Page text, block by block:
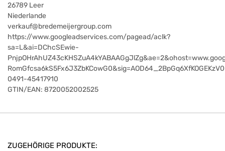
26789 Leer
Niederlande
verkauf@bredemeijergroup.com
https://www.googleadservices.com/pagead/aclk?
sa=L&ai=DChcSEwie-
0491-45417910
GTIN/EAN: 8720052002525
ZUGEHÖRIGE PRODUKTE: